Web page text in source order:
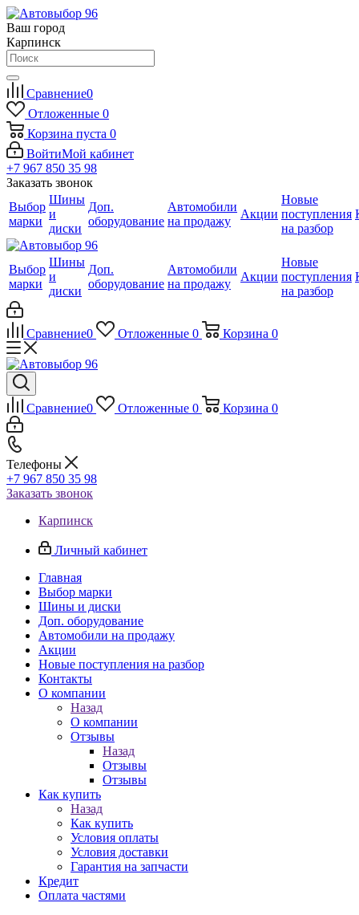
Ваш город
Карпинск
Сравнение0
Отложенные 0
Корзина пуста 0
ВойтиМой кабинет
+7 967 850 35 98
Заказать звонок
Выбор
марки
Шины
и
диски
Доп.
оборудование
Автомобили
на продажу
Акции
Новые
поступления
на разбор
Выбор
марки
Шины
и
диски
Доп.
оборудование
Автомобили
на продажу
Акции
Новые
поступления
на разбор
Сравнение0 Отложенные 0 Корзина 0
Сравнение0 Отложенные 0 Корзина 0
Телефоны
+7 967 850 35 98
Заказать звонок
Карпинск
Личный кабинет
Главная
Выбор марки
Шины и диски
Доп. оборудование
Автомобили на продажу
Акции
Новые поступления на разбор
Контакты
О компании
Назад
О компании
Отзывы
Назад
Отзывы
Отзывы
Как купить
Назад
Как купить
Условия оплаты
Условия доставки
Гарантия на запчасти
Кредит
Оплата частями